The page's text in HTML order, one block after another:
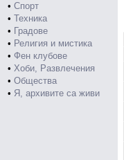
• Спорт
• Техника
• Градове
• Религия и мистика
• Фен клубове
• Хоби, Развлечения
• Общества
• Я, архивите са живи